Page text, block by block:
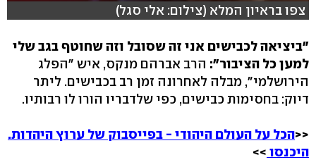
צפו בראיון המלא (צילום: אלי סגל)
"ביציאה לכבישים אני זה שסובל וזה שחוטף בגב שלי
למען כל הציבור": הרב אברהם מנקס, איש "הפלג
הירושלמי", מבלה לאחרונה זמן רב בכבישים. ליתר
דיוק: בחסימות כבישים, כפי שלדבריו הורו לו רבותיו.
<<הכל על העולם היהודי - בפייסבוק של ערוץ היהדות.
היכנסו >>